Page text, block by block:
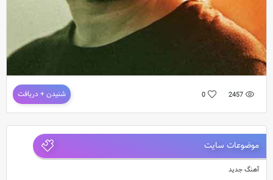
2457
0 شنیدن + دریافت
موضوعات سایت
آهنگ جدید